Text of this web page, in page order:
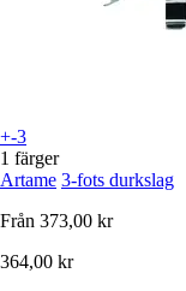
+-3
1 färger
Artame 3-fots durkslag
Från 373,00 kr
364,00 kr